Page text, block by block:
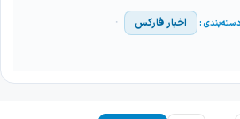
اخبار فارکس